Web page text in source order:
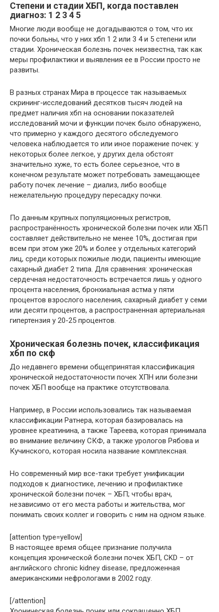
Степени и стадии ХБП, когда поставлен
диагноз: 1 2 3 4 5
Многие люди вообще не догадываются о том, что их
почки больны, что у них хбп 1 2 или 3 4 и 5 степени или
стадии. Хроническая болезнь почек неизвестна, так как
меры профилактики и выявления ее в России просто не
развиты.
В разных странах Мира в процессе так называемых
скрининг-исследований десятков тысяч людей на
предмет наличия хбп на основании показателей
исследований мочи и функции почек было обнаружено,
что примерно у каждого десятого обследуемого
человека наблюдается то или иное поражение почек: у
некоторых более легкое, у других дела обстоят
значительно хуже, то есть более серьезное, что в
конечном результате может потребовать замещающее
работу почек лечение – диализ, либо вообще
нежелательную процедуру пересадку почки.
По данным крупных популяционных регистров,
распространённость хронической болезни почек или ХБП
составляет действительно не менее 10%, достигая при
всем при этом уже 20% и более у отдельных категорий
лиц, среди которых пожилые люди, пациенты имеющие
сахарный диабет 2 типа. Для сравнения: хроническая
сердечная недостаточность встречается лишь у одного
процента населения, бронхиальная астма у пяти
процентов взрослого населения, сахарный диабет у семи
или десяти процентов, а распространенная артериальная
гипертензия у 20-25 процентов.
Хроническая болезнь почек, классификация
хбп по скф
До недавнего времени общепринятая классификация
хронической недостаточности почек ХПН или болезни
почек ХБП вообще на практике отсутствовала.
Например, в России использовались так называемая
классификации Ратнера, которая базировалась на
уровнее креатинина, а также Тареева, которая принимала
во внимание величину СКФ, а также урологов Рябова и
Кучинского, которая носила название комплексная.
Но современный мир все-таки требует унификации
подходов к диагностике, лечению и профилактике
хронической болезни почек – ХБП; чтобы врач,
независимо от его места работы и жительства, мог
понимать своих коллег и говорить с ним на одном языке.
[attention type=yellow]
В настоящее время общее признание получила
концепция хронической болезни почек ХБП, CKD – от
английского chronic kidney disease, предложенная
американскими нефрологами в 2002 году.
[/attention]